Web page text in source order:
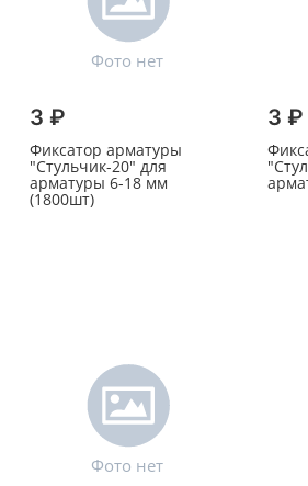
3 ₽
Фиксатор арматуры
"Стульчик-20" для
арматуры 6-18 мм
(1800шт)
3 ₽